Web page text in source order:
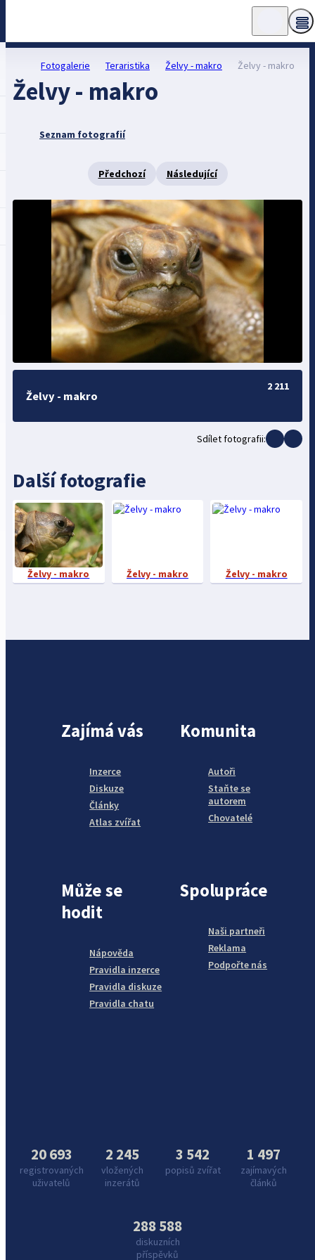
Fotogalerie Teraristika Želvy - makro Želvy - makro
Želvy - makro
Seznam fotografií
Předchozí Následující
Želvy - makro
2 211
Sdílet fotografii:
Další fotografie
Želvy - makro Želvy - makro Želvy - makro
Zajímá vás
Inzerce
Diskuze
Články
Atlas zvířat
Komunita
Autoři
Staňte se
autorem
Chovatelé
Může se
hodit
Nápověda
Pravidla inzerce
Pravidla diskuze
Pravidla chatu
Spolupráce
Naši partneři
Reklama
Podpořte nás
20 693
registrovaných
uživatelů
2 245
vložených
inzerátů
3 542
popisů zvířat
1 497
zajímavých
článků
288 588
diskuzních
příspěvků